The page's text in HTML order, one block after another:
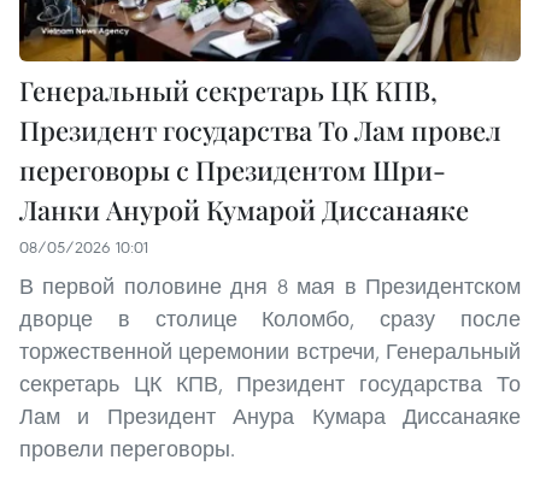
Генеральный секретарь ЦК КПВ,
Президент государства То Лам провел
переговоры с Президентом Шри-
Ланки Анурой Кумарой Диссанаяке
08/05/2026 10:01
В первой половине дня 8 мая в Президентском
дворце в столице Коломбо, сразу после
торжественной церемонии встречи, Генеральный
секретарь ЦК КПВ, Президент государства То
Лам и Президент Анура Кумара Диссанаяке
провели переговоры.